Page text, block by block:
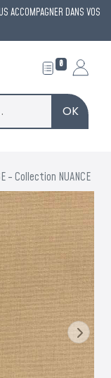
ACCOMPAGNER DANS VOS
0
OK
- Collection NUANCE